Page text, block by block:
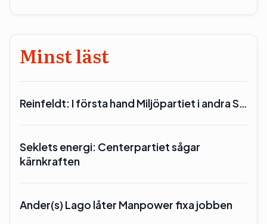
Minst läst
Reinfeldt: I första hand Miljöpartiet i andra S…
Seklets energi: Centerpartiet sågar
kärnkraften
Ander(s) Lago låter Manpower fixa jobben